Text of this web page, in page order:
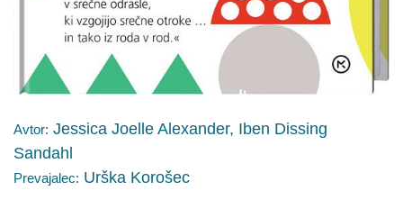
Avtor: Jessica Joelle Alexander, Iben Dissing
Sandahl
Prevajalec: Urška Korošec